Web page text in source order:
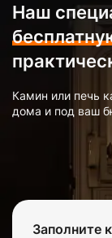
Наш
Камин или печь
дома и под ваш
Заполните